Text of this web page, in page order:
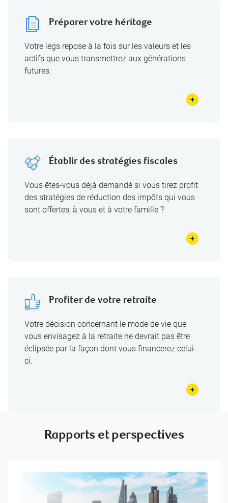
Préparer votre héritage
Votre legs repose à la fois sur les valeurs et les
actifs que vous transmettrez aux générations
futures.
Établir des stratégies fiscales
Vous êtes-vous déjà demandé si vous tirez profit
des stratégies de réduction des impôts qui vous
sont offertes, à vous et à votre famille ?
Profiter de votre retraite
Votre décision concernant le mode de vie que
vous envisagez à la retraite ne devrait pas être
éclipsée par la façon dont vous financerez celui-
ci.
Rapports et perspectives